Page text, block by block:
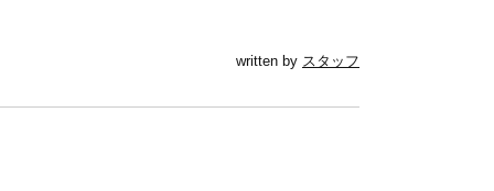
written by スタッフ